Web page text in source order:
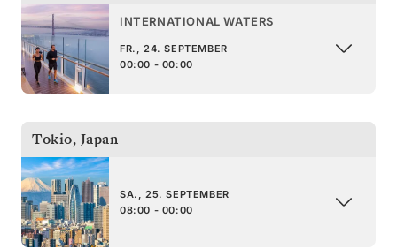
INTERNATIONAL WATERS
FR., 24. SEPTEMBER
00:00 - 00:00
Tokio, Japan
SA., 25. SEPTEMBER
08:00 - 00:00